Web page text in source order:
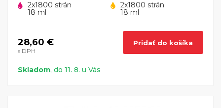
2x1800 strán
18 ml
2x1800 strán
18 ml
28,60 €
s DPH
Pridať do košíka
Skladom, do 11. 8. u Vás